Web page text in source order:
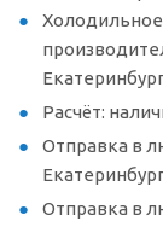
Расчёт:
Отправка в
Отправка в